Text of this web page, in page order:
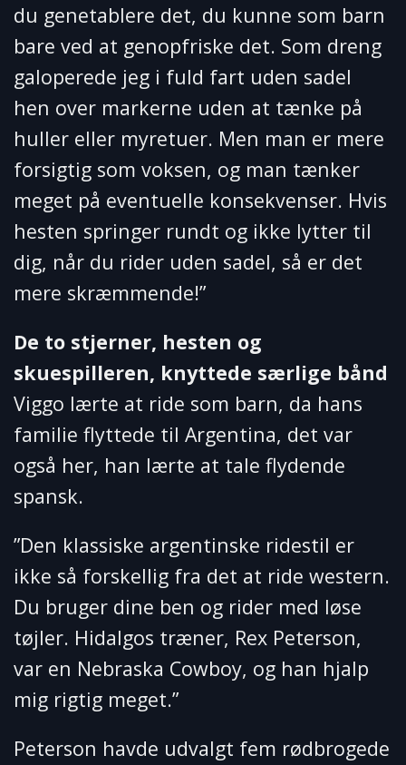
du genetablere det, du kunne som barn
bare ved at genopfriske det. Som dreng
galoperede jeg i fuld fart uden sadel
hen over markerne uden at tænke på
huller eller myretuer. Men man er mere
forsigtig som voksen, og man tænker
meget på eventuelle konsekvenser. Hvis
hesten springer rundt og ikke lytter til
dig, når du rider uden sadel, så er det
mere skræmmende!”
De to stjerner, hesten og
skuespilleren, knyttede særlige bånd
Viggo lærte at ride som barn, da hans
familie flyttede til Argentina, det var
også her, han lærte at tale flydende
spansk.
”Den klassiske argentinske ridestil er
ikke så forskellig fra det at ride western.
Du bruger dine ben og rider med løse
tøjler. Hidalgos træner, Rex Peterson,
var en Nebraska Cowboy, og han hjalp
mig rigtig meget.”
Peterson havde udvalgt fem rødbrogede